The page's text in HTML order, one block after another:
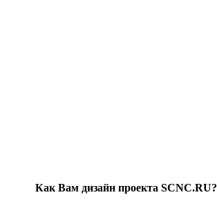
Как Вам дизайн проекта SCNC.RU?